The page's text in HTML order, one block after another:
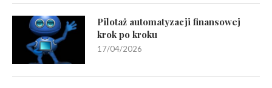
Pilotaż automatyzacji finansowej
krok po kroku
17/04/2026